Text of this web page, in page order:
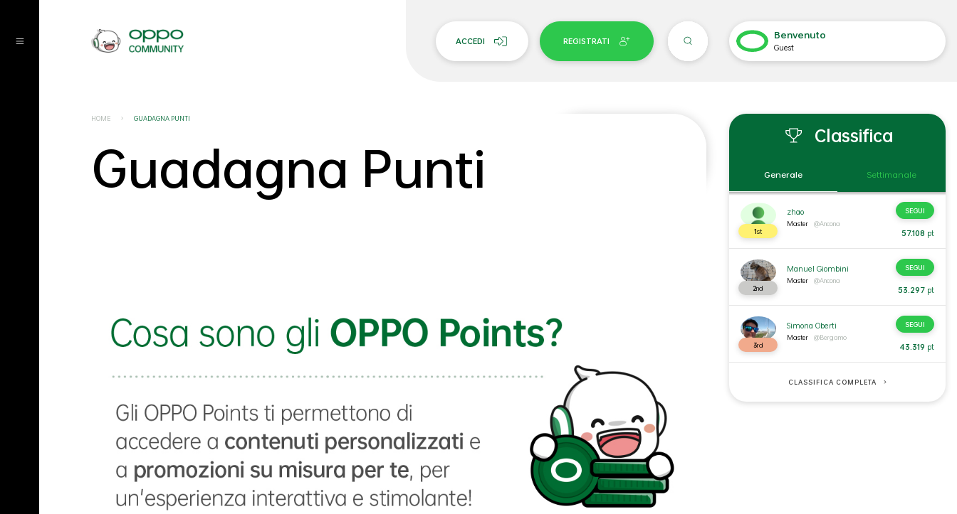
ACCEDI REGISTRATI Benvenuto
Guest
HOME GUADAGNA PUNTI
Guadagna Punti Classifica
Generale Settimanale
1st
zhao
Master @Ancona
SEGUI
57.108 pt
2nd
Manuel Giombini
Master @Ancona
SEGUI
53.297pt
3rd
Simona Oberti
Master @Bergamo
SEGUI
43.319 pt
CLASSIFICA COMPLETA